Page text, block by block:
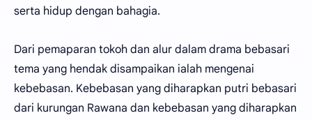
serta hidup dengan bahagia.
Dari pemaparan tokoh dan alur dalam drama bebasari
tema yang hendak disampaikan ialah mengenai
kebebasan. Kebebasan yang diharapkan putri bebasari
dari kurungan Rawana dan kebebasan yang diharapkan